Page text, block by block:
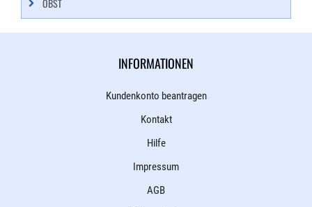
OBST
INFORMATIONEN
Kundenkonto beantragen
Kontakt
Hilfe
Impressum
AGB